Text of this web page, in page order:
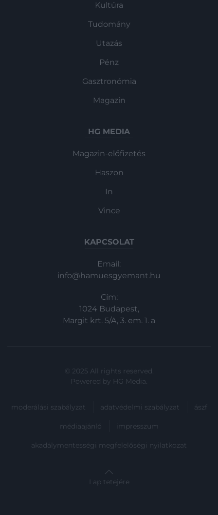
Kultúra
Tudomány
Utazás
Pénz
Gasztronómia
Magazin
HG MEDIA
Magazin-előfizetés
Haszon
In
Vince
KAPCSOLAT
Email:
info@hamuesgyemant.hu
Cím:
1024 Budapest,
Margit krt. 5/A, 3. em. 1. a
© 2025 All rights reserved.
Powered by HG Media.
moderálási szabályzat adatvédelmi szabályzat ászf
médiaajánló impresszum
akadálymentességi megfelelőségi nyilatkozat
Lap tetejére